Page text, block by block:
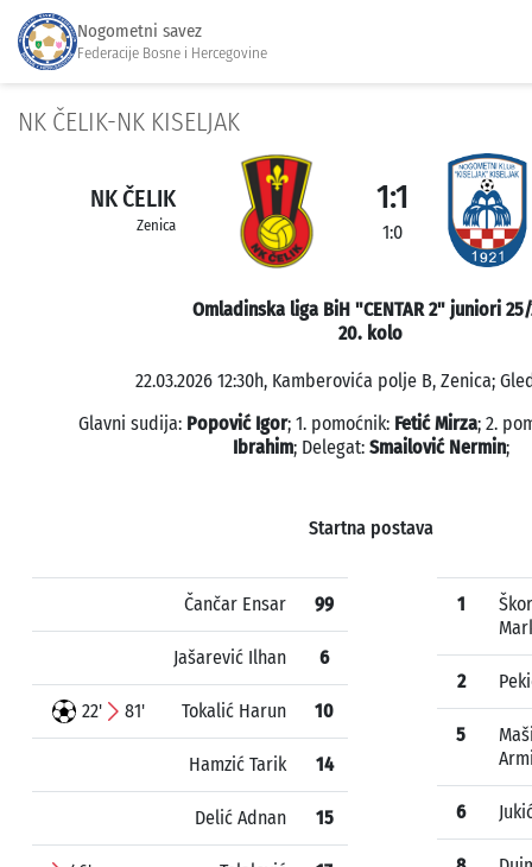
Nogometni savez
Federacije Bosne i Hercegovine
NK ČELIK-NK KISELJAK
NK ČELIK
Zenica
1:1
1:0
Omladinska liga BiH "CENTAR 2" juniori
20. kolo
22.03.2026 12:30h, Kamberovića polje B, Zenica;
Glavni sudija: Popović Igor; 1. pomoćnik: Fetić Mirza; 2.
Ibrahim; Delegat: Smailović Nermin;
Startna postava
Čančar Ensar 99
Jašarević Ilhan 6
22' 81' Tokalić Harun 10
Hamzić Tarik 14
Delić Adnan 15
1
2
5
6